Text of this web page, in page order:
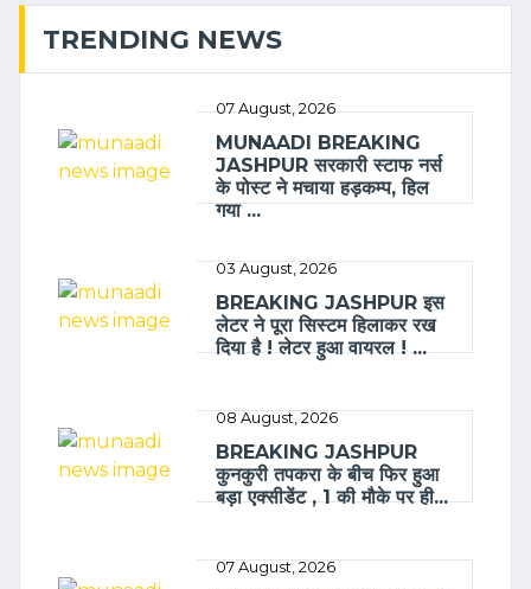
TRENDING NEWS
07 August, 2026
MUNAADI BREAKING
JASHPUR सरकारी स्टाफ नर्स
के पोस्ट ने मचाया हड़कम्प, हिल
गया ...
03 August, 2026
BREAKING JASHPUR इस
लेटर ने पूरा सिस्टम हिलाकर रख
दिया है ! लेटर हुआ वायरल ! ...
08 August, 2026
BREAKING JASHPUR
कुनकुरी तपकरा के बीच फिर हुआ
बड़ा एक्सीडेंट , 1 की मौके पर ही...
07 August, 2026